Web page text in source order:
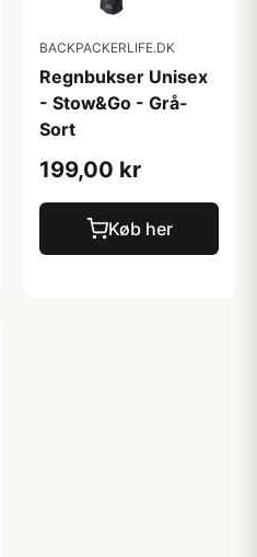
BACKPACKERLIFE.DK
Regnbukser Unisex
- Stow&Go - Grå-
Sort
199,00 kr
Køb her